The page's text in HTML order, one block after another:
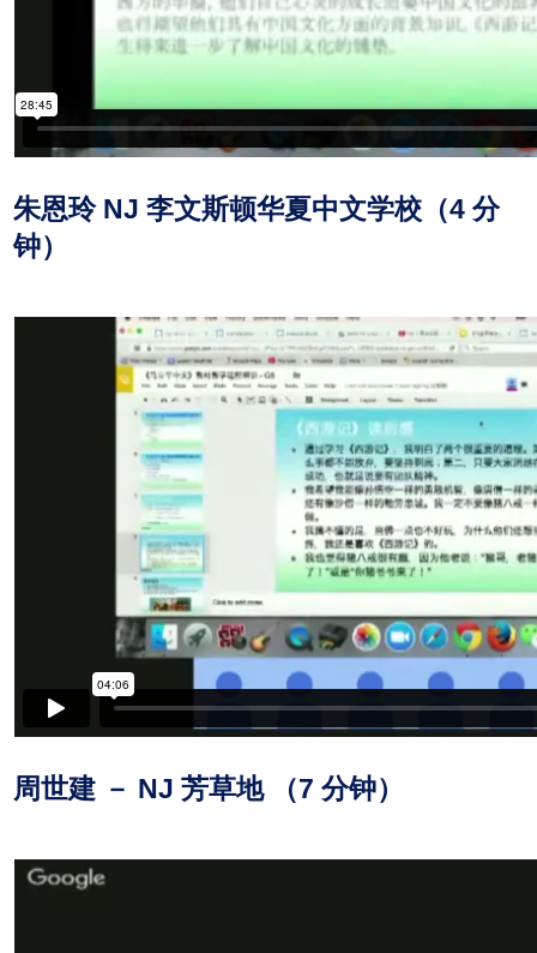
朱恩玲 NJ 李文斯顿华夏中文学校（4 分
钟）
周世建 － NJ 芳草地 （7 分钟）